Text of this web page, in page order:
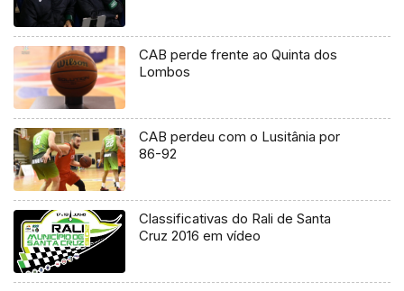
CAB perde frente ao Quinta dos
Lombos
CAB perdeu com o Lusitânia por
86-92
Classificativas do Rali de Santa
Cruz 2016 em vídeo